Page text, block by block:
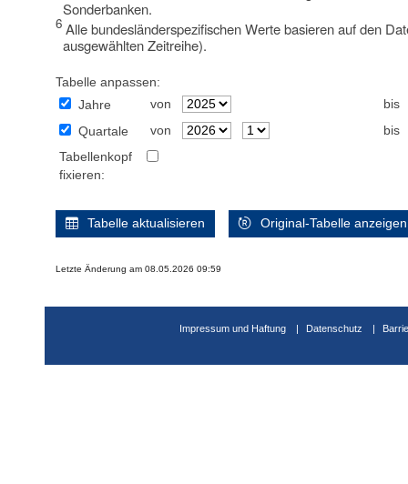
Sonderbanken.
6 Alle bundesländerspezifischen Werte basieren auf den
ausgewählten Zeitreihe).
Tabelle anpassen:
Jahre
von
bis
Quartale
von
bis
Tabellenkopf
fixieren:
Tabelle aktualisieren Original-Tabelle anzeigen
Letzte Änderung am 08.05.2026 09:59
Impressum und Haftung Datenschutz